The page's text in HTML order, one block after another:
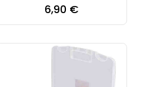
Precio
6,90 €